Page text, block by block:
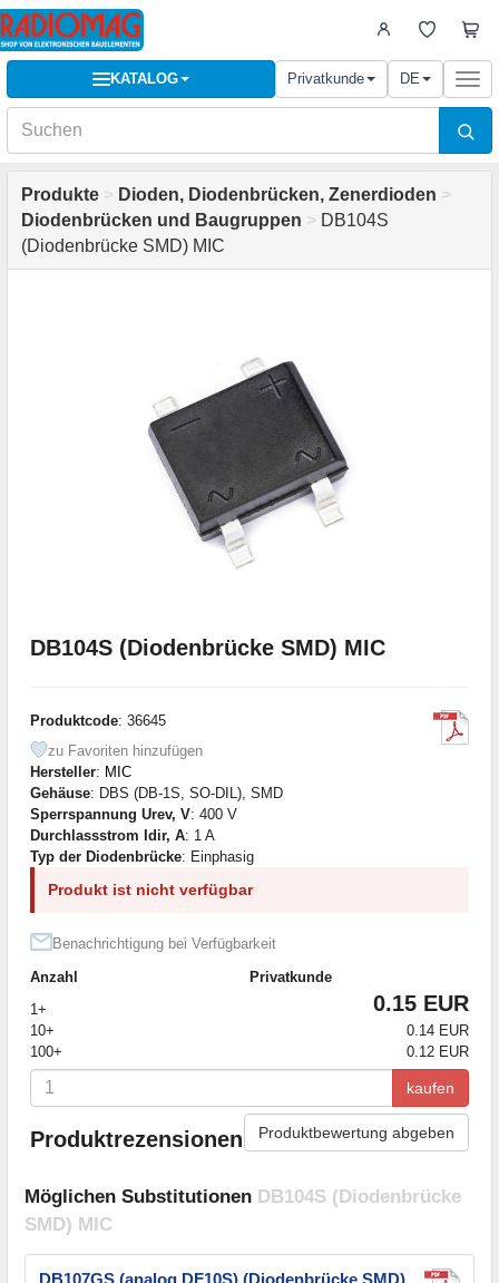
KATALOG Privatkunde DE
Produkte > Dioden, Diodenbrücken, Zenerdioden >
Diodenbrücken und Baugruppen > DB104S
(Diodenbrücke SMD) MIC
DB104S (Diodenbrücke SMD) MIC
Produktcode: 36645
zu Favoriten hinzufügen
Hersteller: MIC
Gehäuse: DBS (DB-1S, SO-DIL), SMD
Sperrspannung Urev, V: 400 V
Durchlassstrom Idir, A: 1 A
Typ der Diodenbrücke: Einphasig
Produkt ist nicht verfügbar
Benachrichtigung bei Verfügbarkeit
Anzahl
Privatkunde
1+
0.15 EUR
10+
0.14 EUR
100+
0.12 EUR
kaufen
Produktrezensionen Produktbewertung abgeben
Möglichen Substitutionen DB104S (Diodenbrücke
SMD) MIC